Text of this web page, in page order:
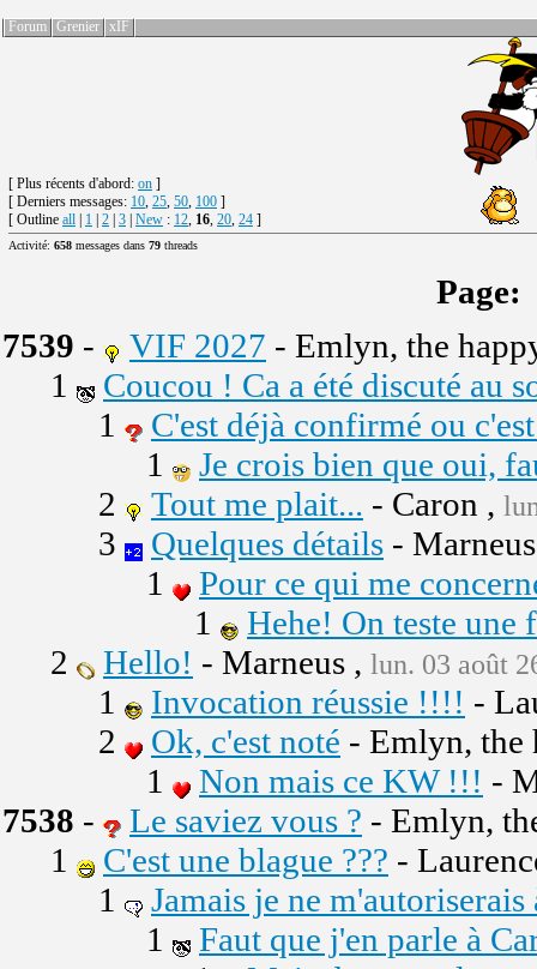
Forum Grenier xIF
[ Plus récents d'abord: on ]
[ Derniers messages: 10, 25, 50, 100 ]
[ Outline all 1 2 3 New : 12, 16, 20, 24 ]
Activité: 658 messages dans 79 threads
Page:
7539 - VIF 2027 - Emlyn, the
1
Coucou ! Ca a été discuté au
1
C'est déjà confirmé ou
1
Je crois bien que oui,
2
Tout me plait... - Caron ,
3 Quelques détails -
1
Pour ce qui me
1
Hehe! On teste une
2
Hello! - Marneus , lun. 03 août
1 Invocation réussie !!!! -
2
Ok, c'est noté - Emlyn, the
1
Non mais ce KW !!! -
7538 - Le saviez vous ? - Emlyn,
1
C'est une blague ??? -
1
Jamais je ne
1
Faut que j'en parle à